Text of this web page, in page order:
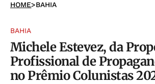
HOME>BAHIA
BAHIA
Michele Estevez, da
Profissional de
no Prêmio Colunistas